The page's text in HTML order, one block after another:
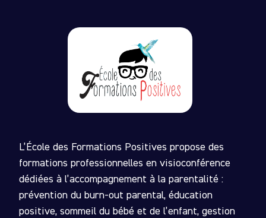
L’École des Formations Positives propose des
formations professionnelles en visioconférence
dédiées à l’accompagnement à la parentalité :
prévention du burn-out parental, éducation
positive, sommeil du bébé et de l’enfant, gestion